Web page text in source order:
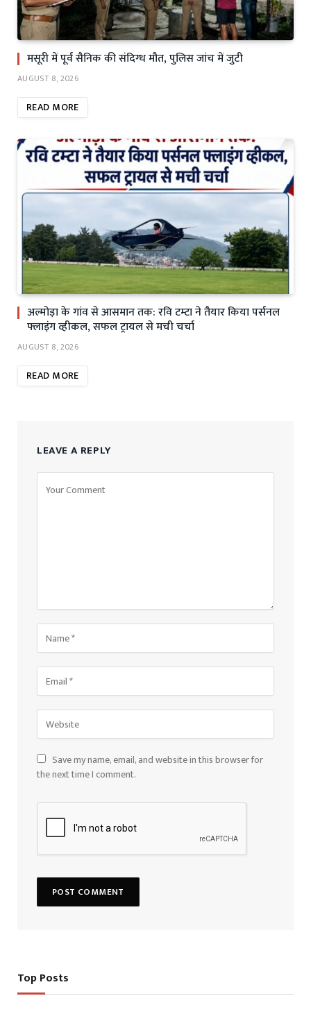
मसूरी में पूर्व सैनिक की संदिग्ध मौत, पुलिस जांच में जुटी
AUGUST 8, 2026
READ MORE
अल्मोड़ा के गांव से आसमान तक: रवि टम्टा ने तैयार किया पर्सनल
फ्लाइंग व्हीकल, सफल ट्रायल से मची चर्चा
AUGUST 8, 2026
READ MORE
LEAVE A REPLY
Save my name, email, and website in this browser for
the next time I comment.
Top Posts